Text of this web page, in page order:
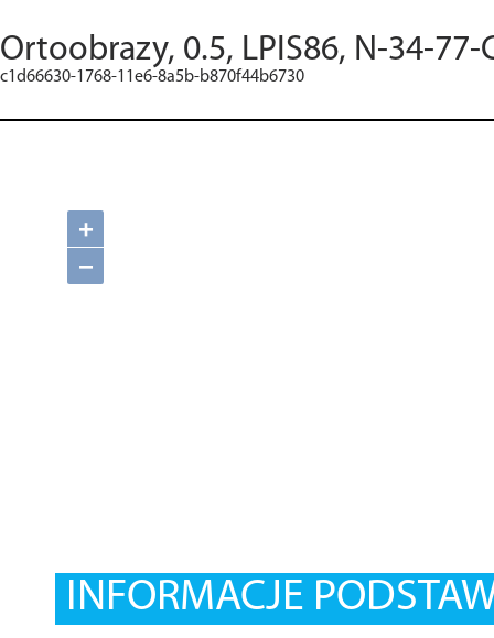
Ortoobrazy, 0.5, LPIS86, N-34-77-
c1d66630-1768-11e6-8a5b-b870f44b6730
+
−
INFORMACJE